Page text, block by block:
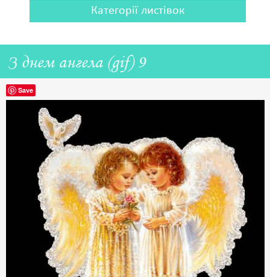
Категорії листівок
З днем ангела (gif) 9
Save